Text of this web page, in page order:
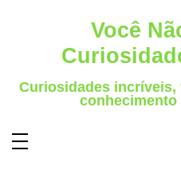
Você
Curiosidades incríveis,